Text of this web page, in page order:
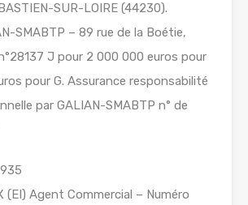
SUR-LOIRE (44230).
SMABTP – 89 rue de la Boétie,
J pour 2 000 000 euros pour
pour G. Assurance responsabilité
par GALIAN-SMABTP n° de
(EI) Agent Commercial – Numéro